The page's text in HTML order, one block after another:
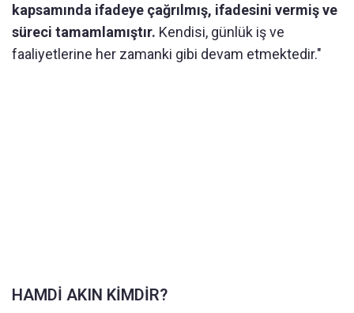
kapsamında ifadeye çağrılmış, ifadesini vermiş ve
süreci tamamlamıştır. Kendisi, günlük iş ve
faaliyetlerine her zamanki gibi devam etmektedir."
HAMDİ AKIN KİMDİR?